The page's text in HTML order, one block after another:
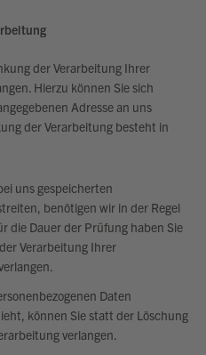
der Verarbeitung Ihrer
Hierzu können Sie sich
Adresse an uns
der Verarbeitung besteht in
uns gespeicherten
benötigen wir in der Regel
die Dauer der Prüfung haben Sie
Verarbeitung Ihrer
Daten
können Sie statt der Löschung
verlangen.